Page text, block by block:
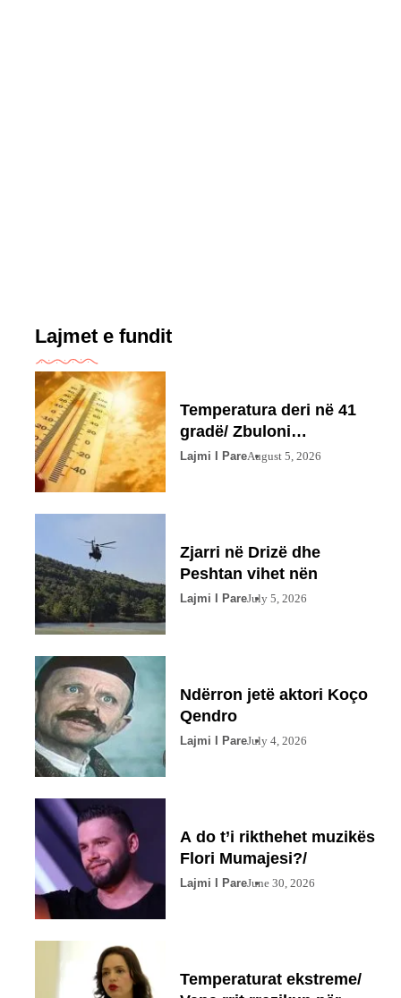
Lajmet e fundit
Temperatura deri në 41
gradë/ Zbuloni
parashikimin
Lajmi I PareAugust 5, 2026
Zjarri në Drizë dhe
Peshtan vihet nën
Lajmi I PareJuly 5, 2026
Ndërron jetë aktori Koço
Qendro
Lajmi I PareJuly 4, 2026
A do t’i rikthehet muzikës
Flori Mumajesi?/
Lajmi I PareJune 30, 2026
Temperaturat ekstreme/